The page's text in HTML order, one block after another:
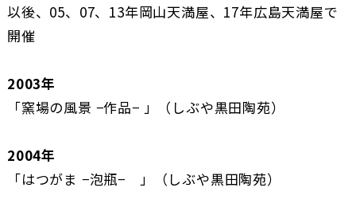
以後、05、07、13年岡山天満屋、17年広島天満屋で
開催
2003年
「窯場の風景 −作品− 」（しぶや黒田陶苑）
2004年
「はつがま −泡瓶− 」（しぶや黒田陶苑）